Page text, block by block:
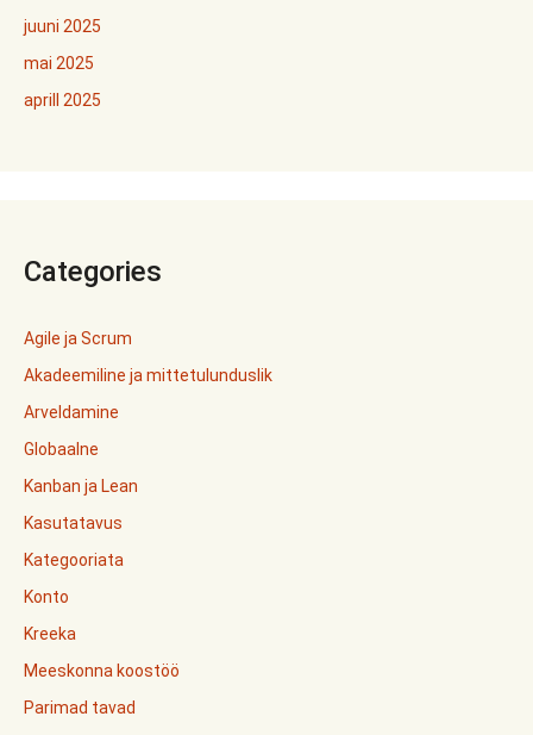
juuni 2025
mai 2025
aprill 2025
Categories
Agile ja Scrum
Akadeemiline ja mittetulunduslik
Arveldamine
Globaalne
Kanban ja Lean
Kasutatavus
Kategooriata
Konto
Kreeka
Meeskonna koostöö
Parimad tavad